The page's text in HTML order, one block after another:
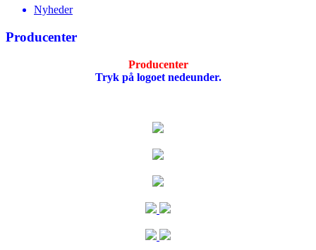
Nyheder
Producenter
Producenter
Tryk på logoet nedeunder.